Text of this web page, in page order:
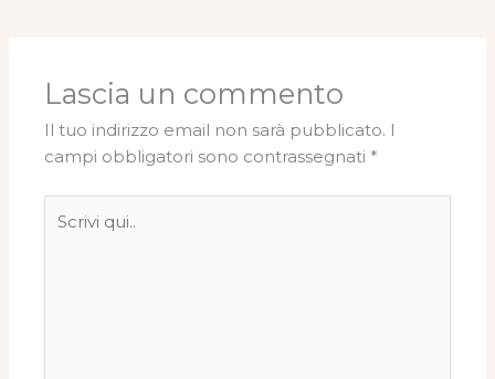
Lascia un commento
Il tuo indirizzo email non sarà pubblicato. I
campi obbligatori sono contrassegnati *
qui..